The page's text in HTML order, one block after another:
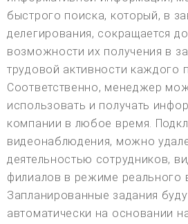
быстрого поиска, который, в
делегирования, сокращается
возможности их получения в
трудовой активности каждого
Соответственно, менеджер
использовать и получать
компании в любое время.
видеонаблюдения, можно
деятельностью сотрудников,
филиалов в режиме реального
Запланированные задания
автоматически на основании